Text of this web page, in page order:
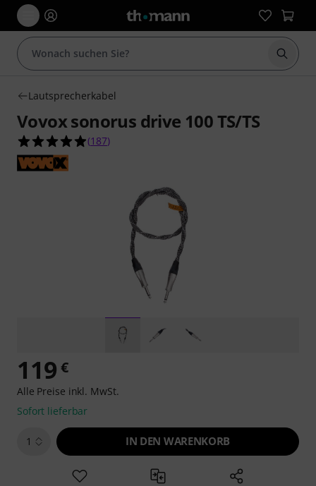
Suche
Lautsprecherkabel
Vovox sonorus drive 100 TS/TS
4.9 von 5 Sternen aus 187 Kundenbewertungen
(187)
119 €
Alle Preise inkl. MwSt.
Sofort lieferbar
1 IN DEN WARENKORB